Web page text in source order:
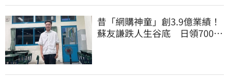
昔「網購神童」創3.9億業績！
蘇友謙跌人生谷底 日領700元